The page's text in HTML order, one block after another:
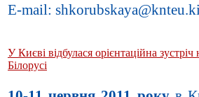
E-mail:
У Києві відбулася орієнтаційна
Білорусі